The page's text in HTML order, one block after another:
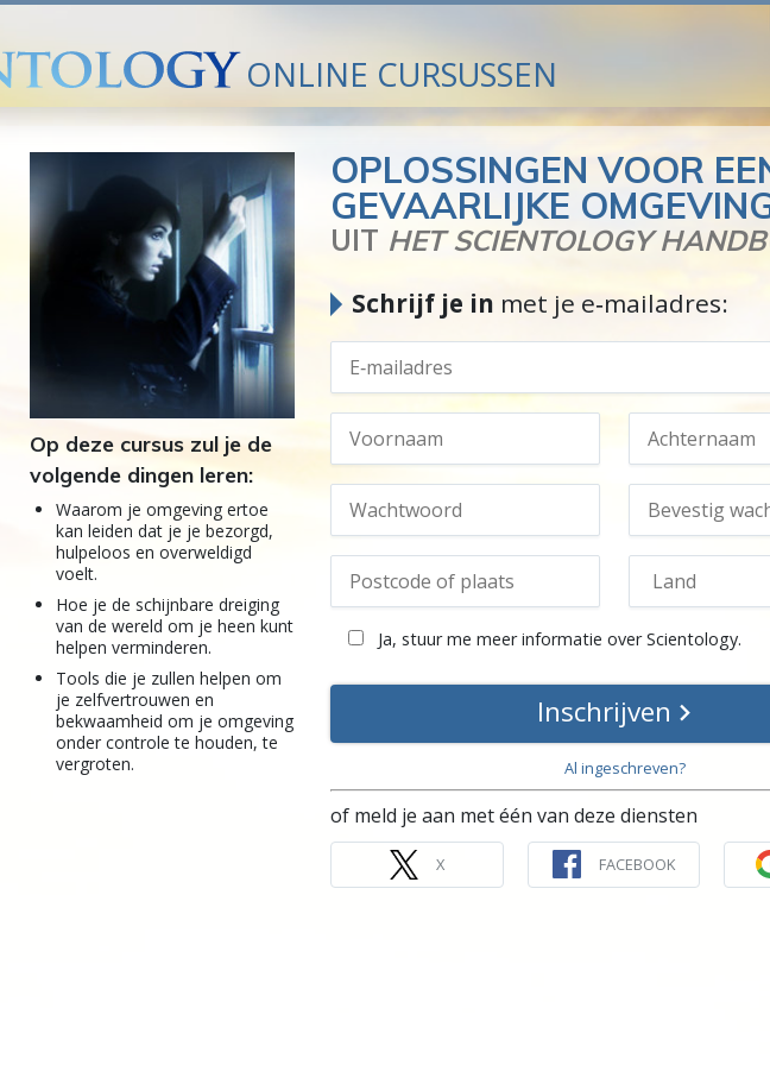
ONLINE CURSUSSEN
OPLOSSINGEN VOOR
GEVAARLIJKE
UIT HET SCIENTOLOGY
Schrijf je in met je e‑mailadres:
Ja, stuur me meer informatie over Scientology.
Inschrijven
Al ingeschreven?
of meld je aan met één van deze diensten
X FACEBOOK
Op deze cursus zul je de
volgende dingen leren:
Waarom je omgeving ertoe
kan leiden dat je je bezorgd,
hulpeloos en overweldigd
voelt.
Hoe je de schijnbare dreiging
van de wereld om je heen kunt
helpen verminderen.
Tools die je zullen helpen om
je zelfvertrouwen en
bekwaamheid om je omgeving
onder controle te houden, te
vergroten.